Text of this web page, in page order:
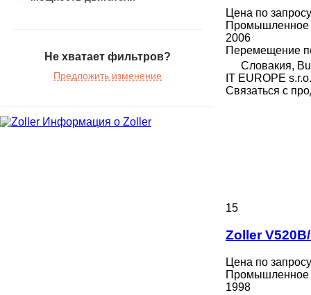
Не хватает фильтров?
Предложить изменение
Информация о Zoller
Цена по запросу
Промышленное
2006
Перемещение
Словакия,
IT EUROPE s.r.o.
Связаться с
15
Zoller
Цена по запросу
Промышленное
1998